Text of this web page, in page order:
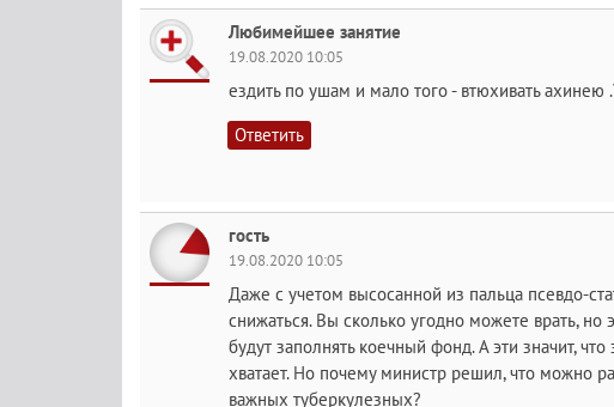
Любимейшее занятие
19.08.2020 10:05
ездить по ушам и мало того - втюхивать ахинею
Ответить
гость
19.08.2020 10:05
Даже с учетом высосанной из пальца псевдо-
снижаться. Вы сколько угодно можете врать,
будут заполнять коечный фонд. А эти значит,
хватает. Но почему министр решил, что можно
важных туберкулезных?